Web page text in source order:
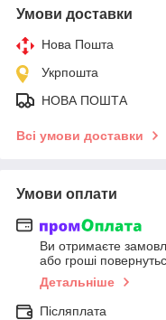
Умови доставки
Нова Пошта
Укрпошта
НОВА ПОШТА
Всі умови доставки
Умови оплати
Ви отримаєте
або гроші
Детальніше
Післяплата